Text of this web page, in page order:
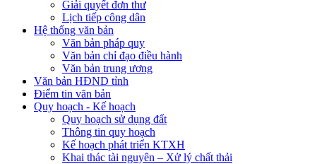
Giải quyết đơn thư
Lịch tiếp công dân
Hệ thống văn bản
Văn bản pháp quy
Văn bản chỉ đạo điều hành
Văn bản trung ương
Văn bản HĐND tỉnh
Điểm tin văn bản
Quy hoạch - Kế hoạch
Quy hoạch sử dụng đất
Thông tin quy hoạch
Kế hoạch phát triển KTXH
Khai thác tài nguyên – Xử lý chất thải